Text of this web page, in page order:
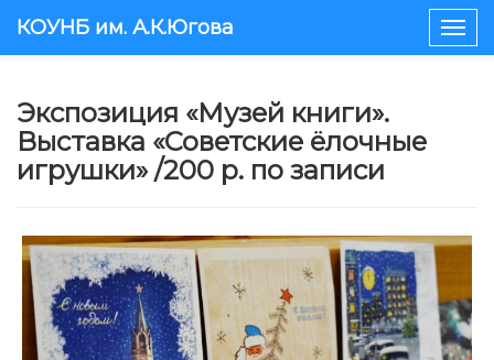
КОУНБ им. А.К.Югова
Экспозиция «Музей книги».
Выставка «Советские ёлочные
игрушки» /200 р. по записи